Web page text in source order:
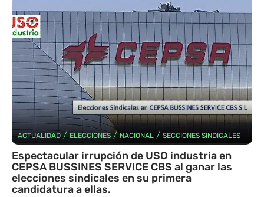
ACTUALIDAD / ELECCIONES / NACIONAL / SECCIONES SINDICALES
Espectacular irrupción de USO industria en
CEPSA BUSSINES SERVICE CBS al ganar las
elecciones sindicales en su primera
candidatura a ellas.